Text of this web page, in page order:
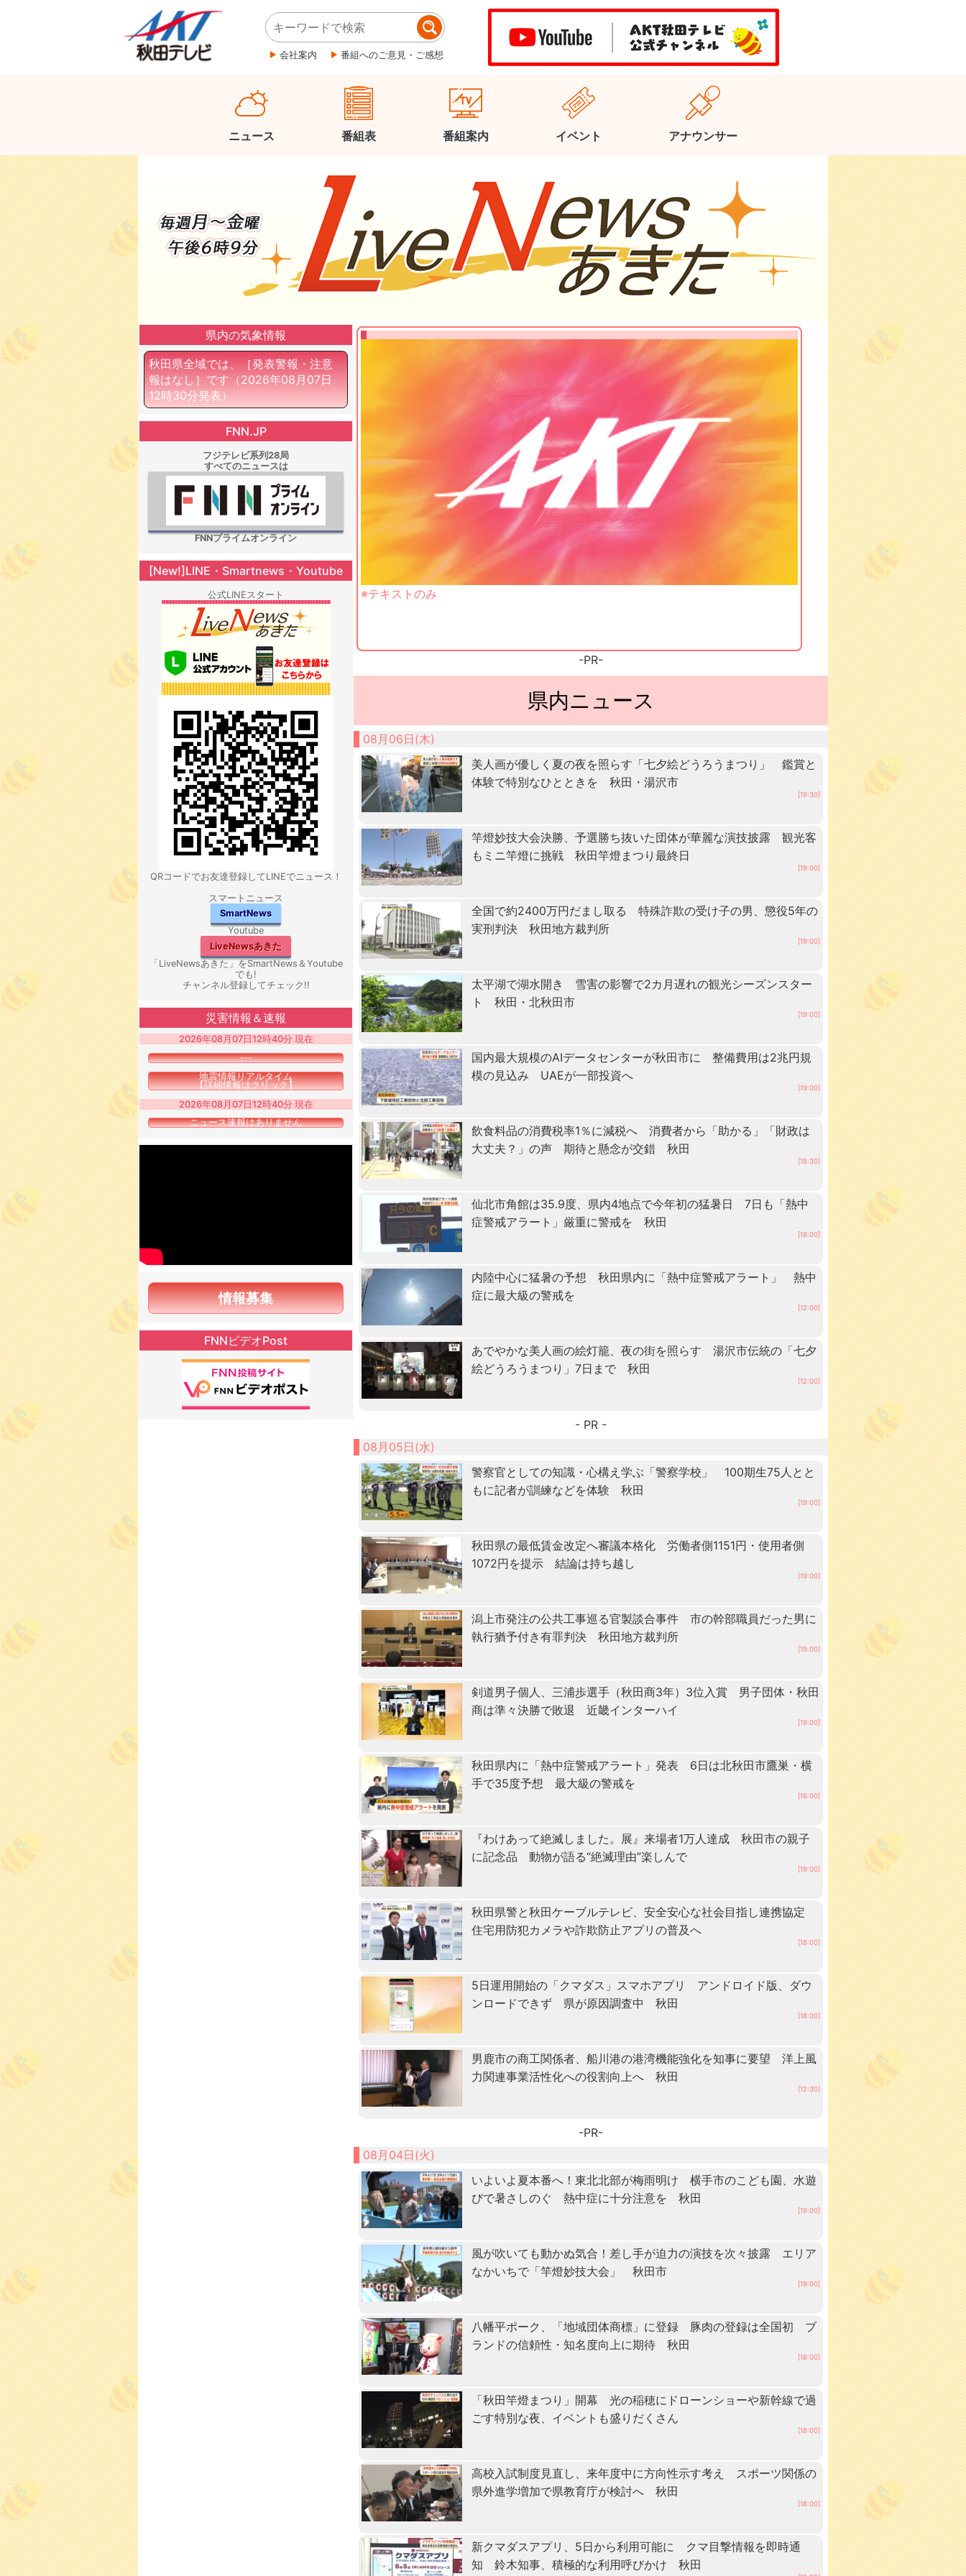
会社案内 番組へのご意見・ご感想
ニュース 番組表 番組案内 イベント アナウンサー
※テキストのみ
-PR-
県内ニュース
08月06日(木)
美人画が優しく夏の夜を照らす「七夕絵どうろうまつり」 鑑賞と
体験で特別なひとときを 秋田・湯沢市
[19:30]
竿燈妙技大会決勝、予選勝ち抜いた団体が華麗な演技披露 観光客
もミニ竿燈に挑戦 秋田竿燈まつり最終日
[19:00]
全国で約2400万円だまし取る 特殊詐欺の受け子の男、懲役5年の
実刑判決 秋田地方裁判所
[19:00]
太平湖で湖水開き 雪害の影響で2カ月遅れの観光シーズンスター
ト 秋田・北秋田市
[19:00]
国内最大規模のAIデータセンターが秋田市に 整備費用は2兆円規
模の見込み UAEが一部投資へ
[19:00]
飲食料品の消費税率1％に減税へ 消費者から「助かる」「財政は
大丈夫？」の声 期待と懸念が交錯 秋田
[18:30]
仙北市角館は35.9度、県内4地点で今年初の猛暑日 7日も「熱中
症警戒アラート」厳重に警戒を 秋田
[18:00]
内陸中心に猛暑の予想 秋田県内に「熱中症警戒アラート」 熱中
症に最大級の警戒を
[12:00]
あでやかな美人画の絵灯籠、夜の街を照らす 湯沢市伝統の「七夕
絵どうろうまつり」7日まで 秋田
[12:00]
- PR -
08月05日(水)
警察官としての知識・心構え学ぶ「警察学校」 100期生75人とと
もに記者が訓練などを体験 秋田
[19:00]
秋田県の最低賃金改定へ審議本格化 労働者側1151円・使用者側
1072円を提示 結論は持ち越し
[19:00]
潟上市発注の公共工事巡る官製談合事件 市の幹部職員だった男に
執行猶予付き有罪判決 秋田地方裁判所
[19:00]
剣道男子個人、三浦歩選手（秋田商3年）3位入賞 男子団体・秋田
商は準々決勝で敗退 近畿インターハイ
[19:00]
秋田県内に「熱中症警戒アラート」発表 6日は北秋田市鷹巣・横
手で35度予想 最大級の警戒を
[18:00]
『わけあって絶滅しました。展』来場者1万人達成 秋田市の親子
に記念品 動物が語る“絶滅理由”楽しんで
[19:00]
秋田県警と秋田ケーブルテレビ、安全安心な社会目指し連携協定
住宅用防犯カメラや詐欺防止アプリの普及へ
[18:00]
5日運用開始の「クマダス」スマホアプリ アンドロイド版、ダウ
ンロードできず 県が原因調査中 秋田
[18:00]
男鹿市の商工関係者、船川港の港湾機能強化を知事に要望 洋上風
力関連事業活性化への役割向上へ 秋田
[12:30]
-PR-
08月04日(火)
いよいよ夏本番へ！東北北部が梅雨明け 横手市のこども園、水遊
びで暑さしのぐ 熱中症に十分注意を 秋田
[19:00]
風が吹いても動かぬ気合！差し手が迫力の演技を次々披露 エリア
なかいちで「竿燈妙技大会」 秋田市
[19:00]
八幡平ポーク、「地域団体商標」に登録 豚肉の登録は全国初 ブ
ランドの信頼性・知名度向上に期待 秋田
[18:00]
「秋田竿燈まつり」開幕 光の稲穂にドローンショーや新幹線で過
ごす特別な夜、イベントも盛りだくさん
[18:00]
高校入試制度見直し、来年度中に方向性示す考え スポーツ関係の
県外進学増加で県教育庁が検討へ 秋田
[18:00]
新クマダスアプリ、5日から利用可能に クマ目撃情報を即時通
知 鈴木知事、積極的な利用呼びかけ 秋田
県内の気象情報
秋田県全域では、［発表警報・注意
報はなし］です （2026年08月07日
12時30分発表）
FNN.JP
フジテレビ系列28局
すべてのニュースは
FNNプライムオンライン
[New!]LINE・Smartnews・Youtube
公式LINEスタート
QRコードでお友達登録してLINEでニュース！
スマートニュース
SmartNews
Youtube
LiveNewsあきた
「LiveNewsあきた」をSmartNews＆Youtube
でも!
チャンネル登録してチェック!!
災害情報＆速報
2026年08月07日12時40分 現在
---
地震情報リアルタイム
【詳細情報はクリック】
2026年08月07日12時40分 現在
ニュース速報はありません
情報募集
FNNビデオPost